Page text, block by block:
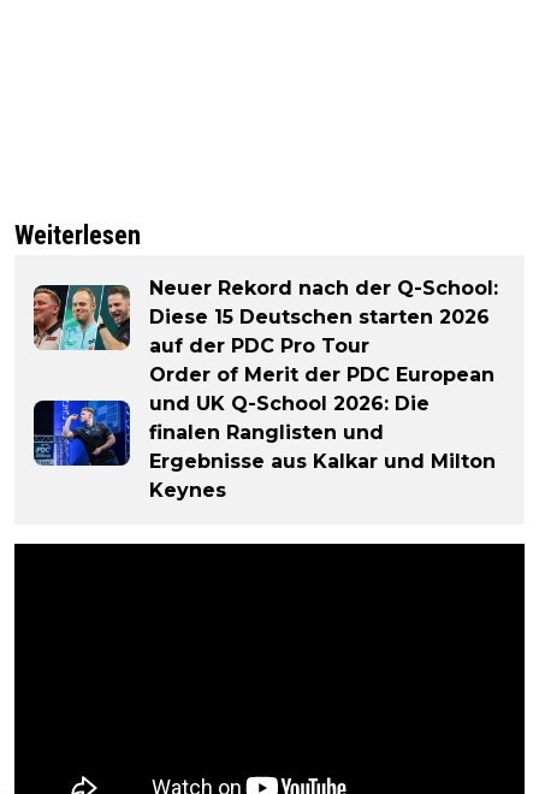
Weiterlesen
Neuer Rekord nach der Q-School:
Diese 15 Deutschen starten 2026
auf der PDC Pro Tour
Order of Merit der PDC European
und UK Q-School 2026: Die
finalen Ranglisten und
Ergebnisse aus Kalkar und Milton
Keynes